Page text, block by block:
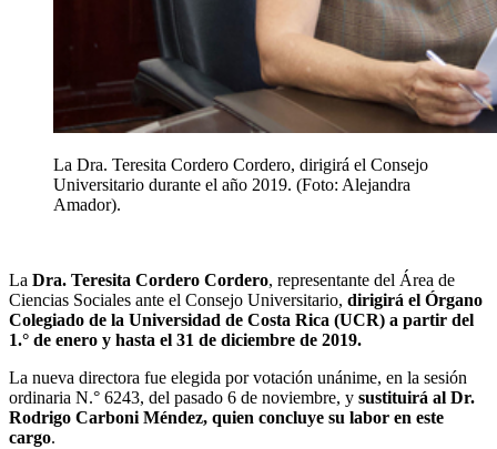
La Dra. Teresita Cordero Cordero, dirigirá el Consejo
Universitario durante el año 2019. (Foto: Alejandra
Amador).
La Dra. Teresita Cordero Cordero, representante del Área de
Ciencias Sociales ante el Consejo Universitario, dirigirá el Órgano
Colegiado de la Universidad de Costa Rica (UCR) a partir del
1.° de enero y hasta el 31 de diciembre de 2019.
La nueva directora fue elegida por votación unánime, en la sesión
ordinaria N.° 6243, del pasado 6 de noviembre, y sustituirá al Dr.
Rodrigo Carboni Méndez, quien concluye su labor en este
cargo.